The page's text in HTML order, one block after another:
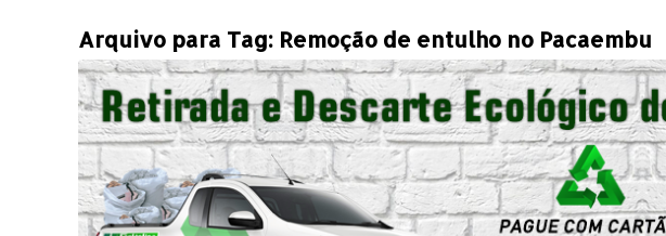
Arquivo para Tag: Remoção de entulho no Pacaembu